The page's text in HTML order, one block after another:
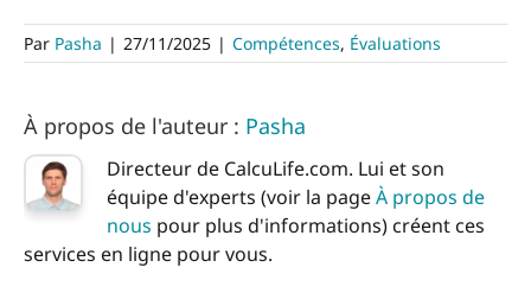
Par Pasha | 27/11/2025 | Compétences, Évaluations
À propos de l'auteur : Pasha
Directeur de CalcuLife.com. Lui et son
équipe d'experts (voir la pageÀ propos de
nous pour plus d'informations) créent ces
services en ligne pour vous.